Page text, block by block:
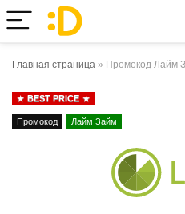
Главная страница » Промокод Лайм
BEST PRICE
Промокод Лайм Займ